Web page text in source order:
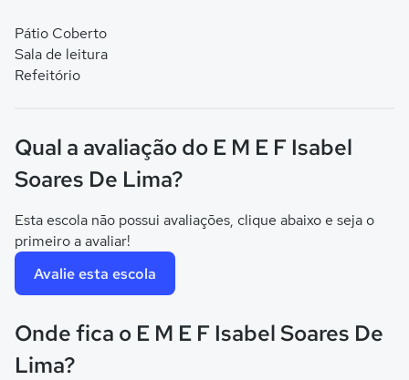
Pátio Coberto
Sala de leitura
Refeitório
Qual a avaliação do E M E F Isabel
Soares De Lima?
Esta escola não possui avaliações, clique abaixo e seja o
primeiro a avaliar!
Avalie esta escola
Onde fica o E M E F Isabel Soares De
Lima?